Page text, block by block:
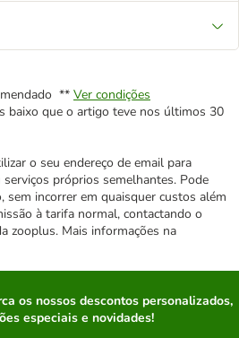
** Ver condições
baixo que o artigo teve nos últimos 30
o seu endereço de email para
próprios semelhantes. Pode
incorrer em quaisquer custos além
à tarifa normal, contactando o
zooplus. Mais informações na
os nossos descontos personalizados,
especiais e novidades!